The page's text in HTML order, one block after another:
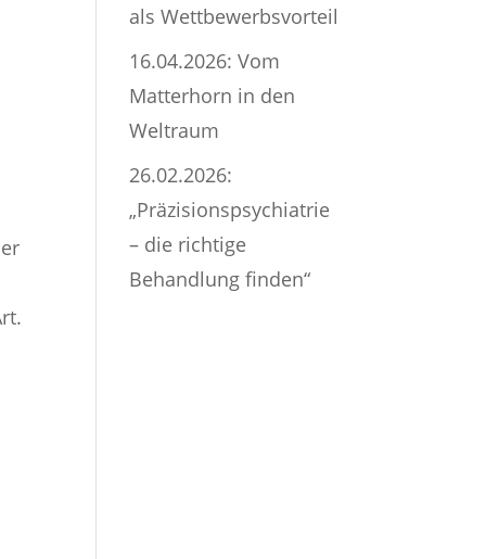
als Wettbewerbsvorteil
16.04.2026: Vom
Matterhorn in den
Weltraum
26.02.2026:
„Präzisionspsychiatrie
– die richtige
Behandlung finden“